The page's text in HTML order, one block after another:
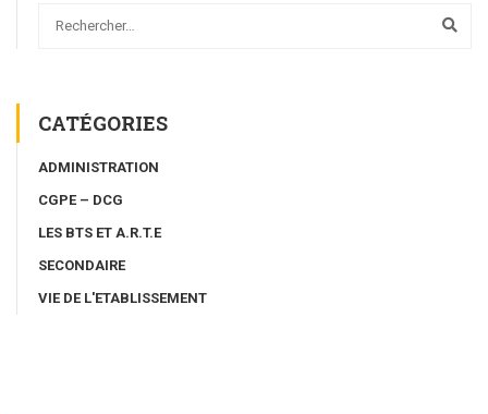
CATÉGORIES
ADMINISTRATION
CGPE – DCG
LES BTS ET A.R.T.E
SECONDAIRE
VIE DE L'ETABLISSEMENT